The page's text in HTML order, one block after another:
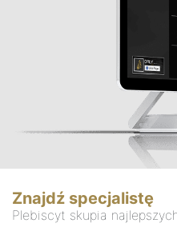
Znajdź specjalistę
Plebiscyt skupia